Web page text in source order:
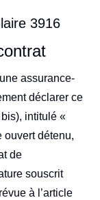
3916
assurance-
déclarer ce
intitulé «
ouvert détenu,
de
souscrit
à l’article